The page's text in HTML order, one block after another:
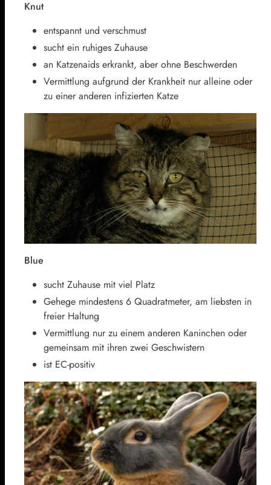
Knut
entspannt und verschmust
sucht ein ruhiges Zuhause
an Katzenaids erkrankt, aber ohne Beschwerden
Vermittlung aufgrund der Krankheit nur alleine oder
zu einer anderen infizierten Katze
Blue
sucht Zuhause mit viel Platz
Gehege mindestens 6 Quadratmeter, am liebsten in
freier Haltung
Vermittlung nur zu einem anderen Kaninchen oder
gemeinsam mit ihren zwei Geschwistern
ist EC-positiv